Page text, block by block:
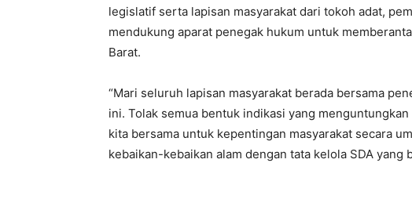
legislatif serta lapisan masyarakat dari tokoh adat,
mendukung aparat penegak hukum untuk
Barat.
“Mari seluruh lapisan masyarakat berada bersama
ini. Tolak semua bentuk indikasi yang
kita bersama untuk kepentingan masyarakat secara
kebaikan-kebaikan alam dengan tata kelola SDA yang